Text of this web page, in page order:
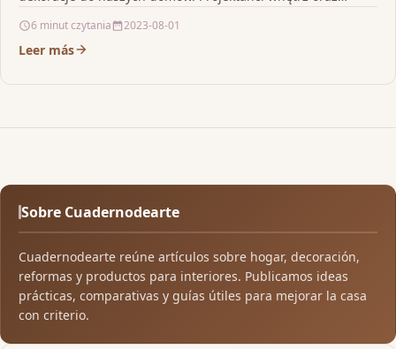
6 minut czytania 2023-08-01
Leer más
Sobre Cuadernodearte
Cuadernodearte reúne artículos sobre hogar, decoración,
reformas y productos para interiores. Publicamos ideas
prácticas, comparativas y guías útiles para mejorar la casa
con criterio.